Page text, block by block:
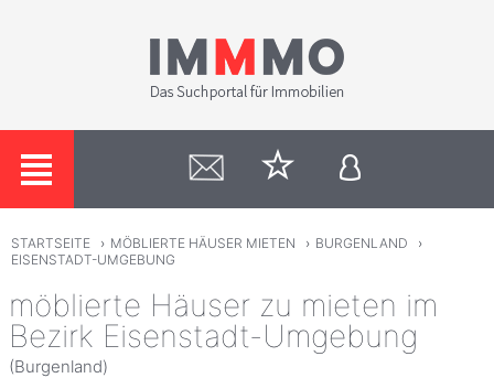
STARTSEITE › MÖBLIERTE HÄUSER MIETEN › BURGENLAND
›
EISENSTADT-UMGEBUNG
möblierte Häuser zu mieten im
Bezirk Eisenstadt-Umgebung
(Burgenland)